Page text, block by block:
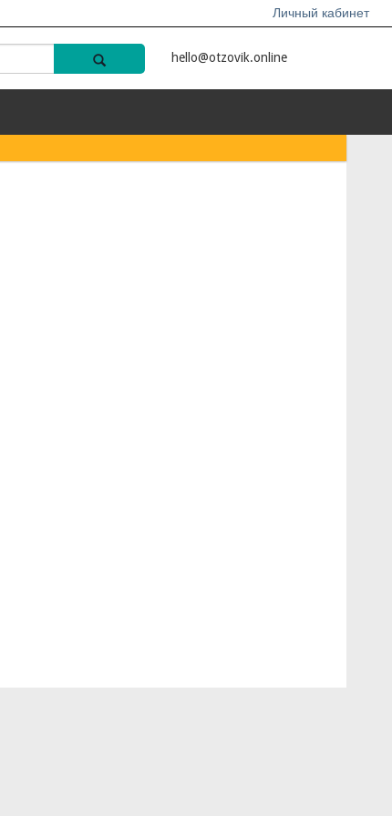
Личный кабинет
hello@otzovik.online